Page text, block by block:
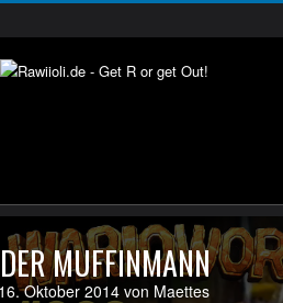
DER MUFFINMANN
Oktober 2014 von Maettes